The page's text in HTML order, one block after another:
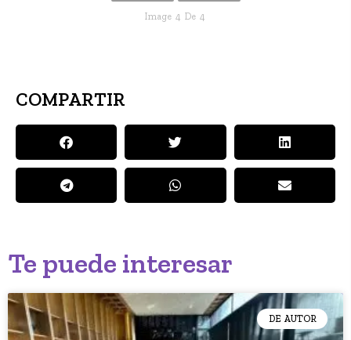
Image 4 De 4
COMPARTIR
Te puede interesar
DE AUTOR